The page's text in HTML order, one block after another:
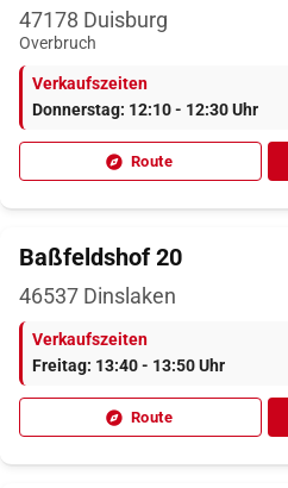
47178 Duisburg
Overbruch
Verkaufszeiten
Donnerstag: 12:10 - 12:30 Uhr
Route
Baßfeldshof 20
46537 Dinslaken
Verkaufszeiten
Freitag: 13:40 - 13:50 Uhr
Route